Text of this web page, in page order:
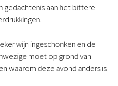
gedachtenis aan het bittere
wijn ingeschonken en de
moet op grond van
waarom deze avond anders is